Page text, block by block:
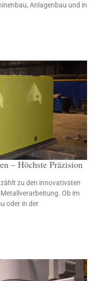
Anlagenbau und in
– Höchste Präzision
zu den innovativsten
Ob im
oder in der